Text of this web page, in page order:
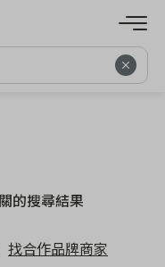
的搜尋結果
找合作品牌商家